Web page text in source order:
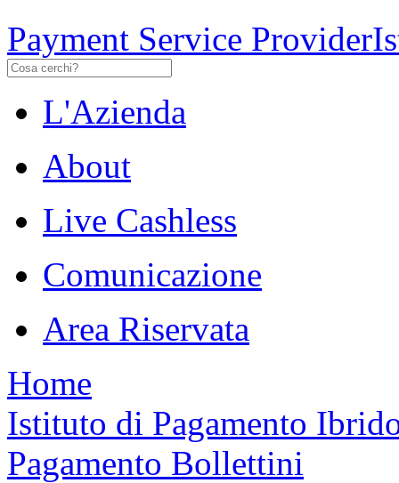
Payment Service Provider
L'Azienda
About
Live Cashless
Comunicazione
Area Riservata
Home
Istituto di Pagamento
Pagamento Bollettini